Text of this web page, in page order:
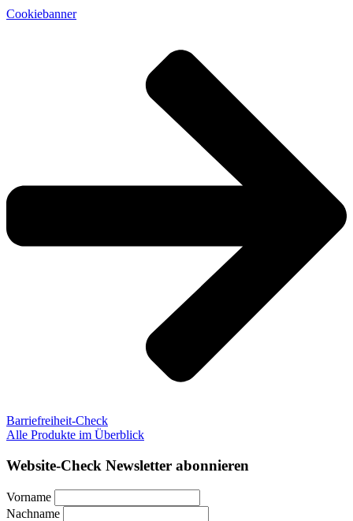
Cookiebanner
Barriefreiheit-Check
Alle Produkte im Überblick
Website-Check Newsletter abonnieren
Vorname
Nachname